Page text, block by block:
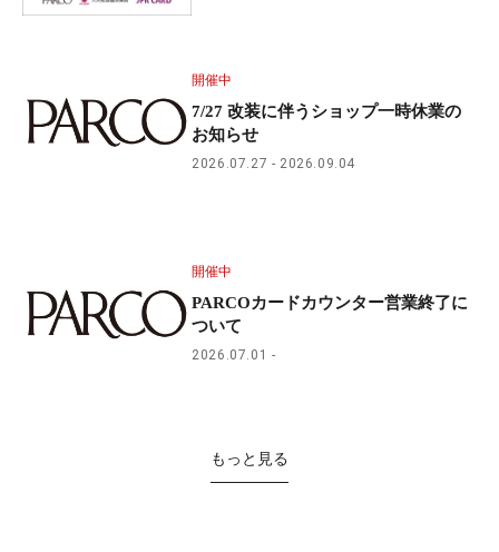
開催中
7/27 改装に伴うショップ一時休業の
お知らせ
2026.07.27 2026.09.04
開催中
PARCOカードカウンター営業終了に
ついて
2026.07.01
もっと見る